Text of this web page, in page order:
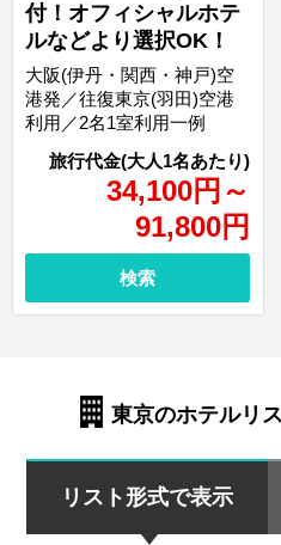
付！オフィシャルホテ
ルなどより選択OK！
34,100円 ～
91,800円
大阪(伊丹・関西・神戸)空
港発／往復東京(羽田)空港
利用／2名1室利用一例
検索
東京のホテルリ
リスト形式で表示